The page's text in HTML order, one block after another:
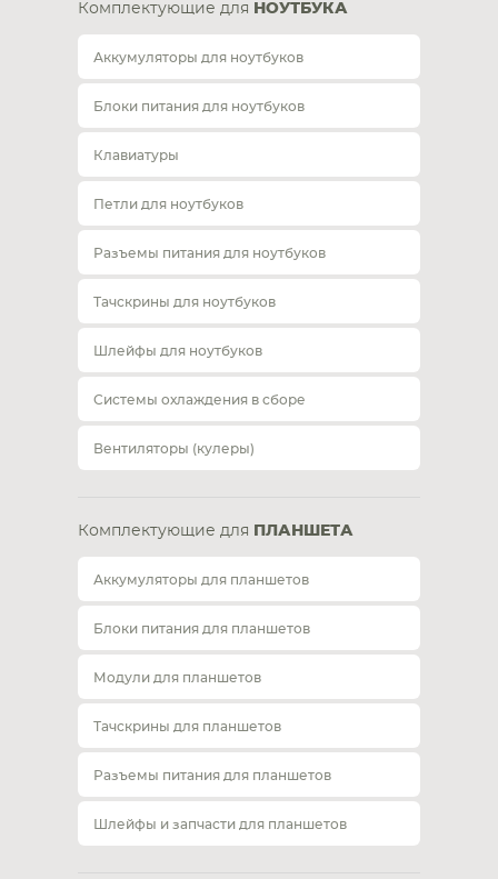
Комплектующие для НОУТБУКА
Аккумуляторы для ноутбуков
Блоки питания для ноутбуков
Клавиатуры
Петли для ноутбуков
Разъемы питания для ноутбуков
Тачскрины для ноутбуков
Шлейфы для ноутбуков
Системы охлаждения в сборе
Вентиляторы (кулеры)
Комплектующие для ПЛАНШЕТА
Аккумуляторы для планшетов
Блоки питания для планшетов
Модули для планшетов
Тачскрины для планшетов
Разъемы питания для планшетов
Шлейфы и запчасти для планшетов